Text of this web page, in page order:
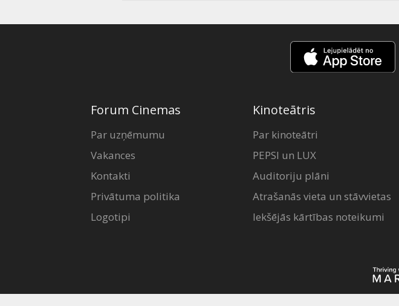
Forum Cinemas
Par uzņēmumu
Vakances
Kontakti
Privātuma politika
Logotipi
Kinoteātris
Par kinoteātri
PEPSI un LUX
Auditoriju plāni
Atrašanās vieta un stāvvietas
Iekšējās kārtības noteikumi